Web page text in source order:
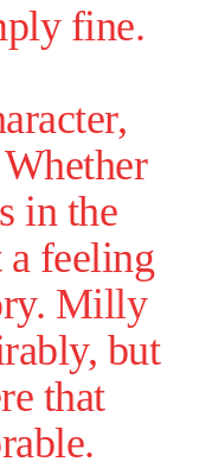
fine.
in the
a feeling
Milly
but
that